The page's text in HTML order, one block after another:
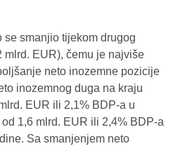
se smanjio tijekom drugog
mlrd. EUR), čemu je najviše
neto inozemne pozicije
inozemnog duga na kraju
EUR ili 2,1% BDP-a u
1,6 mlrd. EUR ili 2,4% BDP-a
Sa smanjenjem neto